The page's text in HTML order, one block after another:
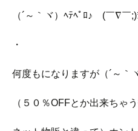
（´～｀ヾ）ﾍﾃﾍﾟﾛ♪ゞ(￣∇￣;)
・
何度もになりますが（´～｀
（５０％OFFとか出来ちゃ